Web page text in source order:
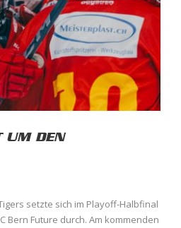
UM DEN
setzte sich im Playoff-Halbfinal
Bern Future durch. Am kommenden